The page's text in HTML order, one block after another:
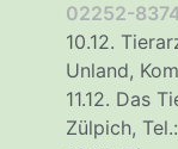
02252-
10.12.
Unland,
11.12. Das
Zülpich, Tel.: